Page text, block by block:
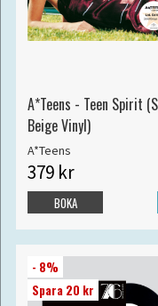
A*Teens - Teen Spirit
Beige Vinyl)
A*Teens
379 kr
BOKA
- 8%
Spara 20 kr